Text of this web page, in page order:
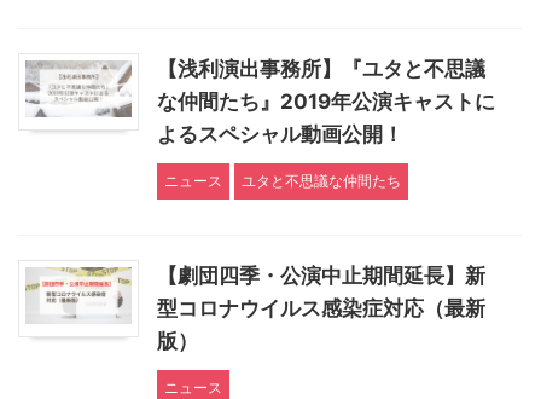
【浅利演出事務所】『ユタと不思議
な仲間たち』2019年公演キャストに
よるスペシャル動画公開！
ニュース ユタと不思議な仲間たち
【劇団四季・公演中止期間延長】新
型コロナウイルス感染症対応（最新
版）
ニュース